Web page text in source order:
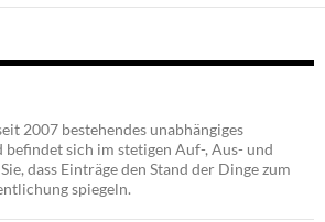
2007 bestehendes unabhängiges
sich im stetigen Auf-, Aus- und
dass Einträge den Stand der Dinge zum
spiegeln.